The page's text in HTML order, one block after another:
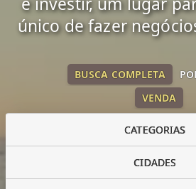
único de fazer
VENDA
BUSCA COMPLETA
CATEGORIAS
CIDADES